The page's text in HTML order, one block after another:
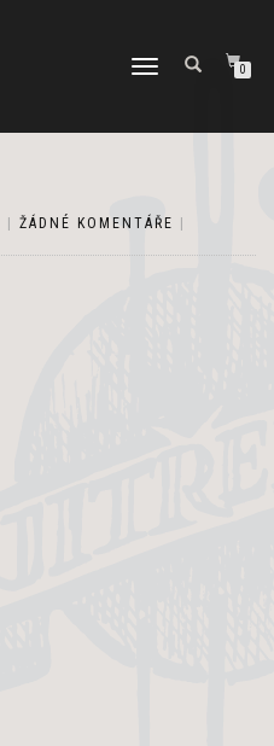
PŘEPNOUT
0
ŽÁDNÉ KOMENTÁŘE